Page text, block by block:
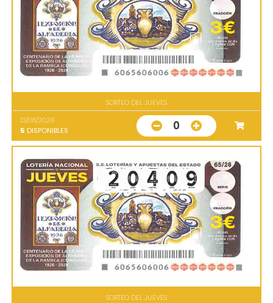
SORTEO DEL JUEVES
13/08/2026
5 DISPONIBLES 0
SORTEO DEL JUEVES